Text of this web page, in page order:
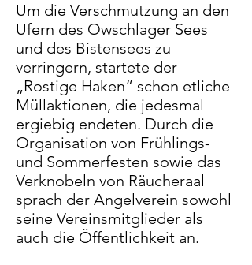
Um die Verschmutzung an den
Ufern des Owschlager Sees
und des Bistensees zu
verringern, startete der
„Rostige Haken“ schon etliche
Müllaktionen, die jedesmal
ergiebig endeten. Durch die
Organisation von Frühlings-
und Sommerfesten sowie das
Verknobeln von Räucheraal
sprach der Angelverein sowohl
seine Vereinsmitglieder als
auch die Öffentlichkeit an.